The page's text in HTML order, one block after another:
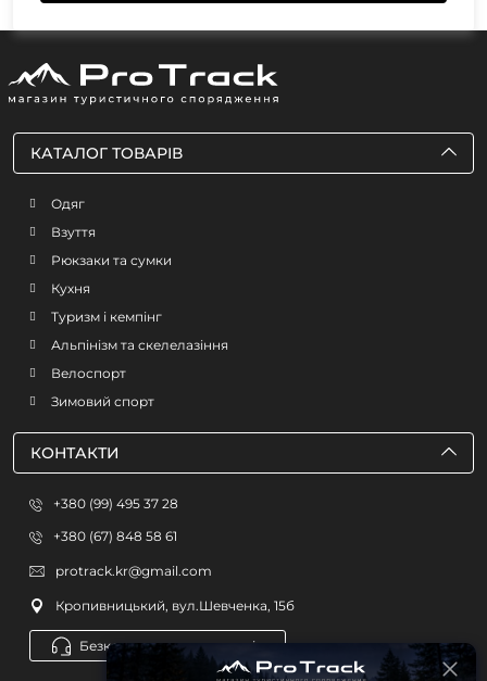
КАТАЛОГ ТОВАРІВ
Одяг
Взуття
Рюкзаки та сумки
Кухня
Туризм і кемпінг
Альпінізм та скелелазіння
Велоспорт
Зимовий спорт
КОНТАКТИ
+380 (99) 495 37 28
+380 (67) 848 58 61
protrack.kr@gmail.com
Кропивницький, вул.Шевченка, 15б
Безкоштовна консультація